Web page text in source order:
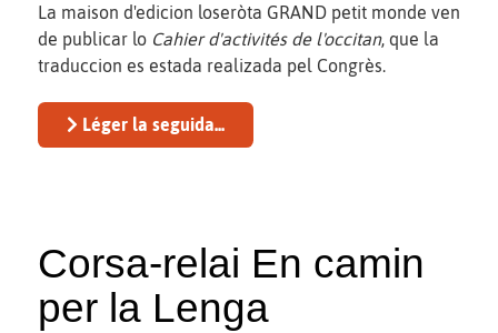
La maison d'edicion loseròta GRAND petit monde ven
de publicar lo Cahier d'activités de l'occitan, que la
traduccion es estada realizada pel Congrès.
Léger la seguida...
Corsa-relai En camin
per la Lenga